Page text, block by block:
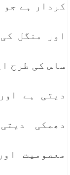
کردار ہے جو
اور منگل
ساس کی طرح
دیتی ہے
دھمکی
معصومیت